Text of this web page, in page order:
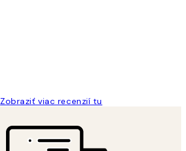
Zobraziť viac recenzií tu